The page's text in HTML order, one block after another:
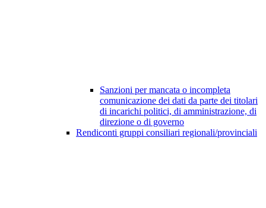
Sanzioni per mancata o incompleta
comunicazione dei dati da parte dei titolari
di incarichi politici, di amministrazione, di
direzione o di governo
Rendiconti gruppi consiliari regionali/provinciali